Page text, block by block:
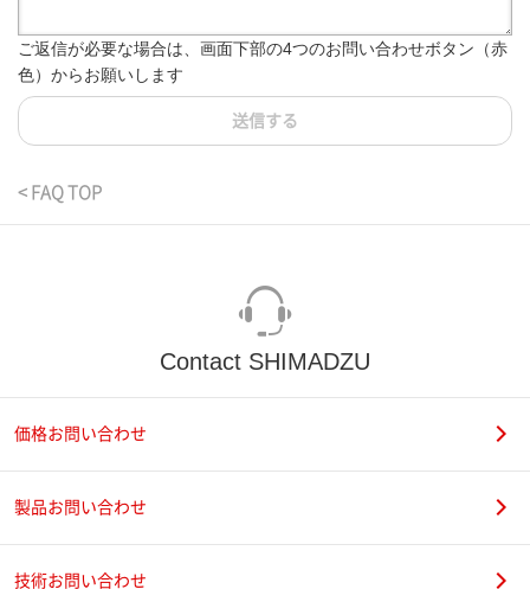
ご返信が必要な場合は、画面下部の4つのお問い合わせボタン（赤
色）からお願いします
送信する
< FAQ TOP
Contact SHIMADZU
価格お問い合わせ
製品お問い合わせ
技術お問い合わせ